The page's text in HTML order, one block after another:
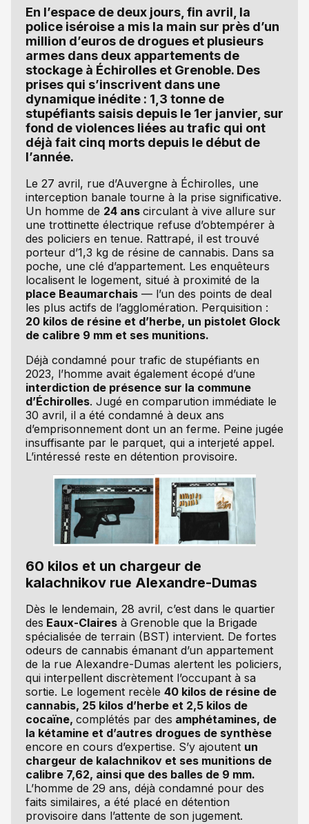
En l’espace de deux jours, fin avril, la
police iséroise a mis la main sur près d’un
million d’euros de drogues et plusieurs
armes dans deux appartements de
stockage à Échirolles et Grenoble. Des
prises qui s’inscrivent dans une
dynamique inédite : 1,3 tonne de
stupéfiants saisis depuis le 1er janvier, sur
fond de violences liées au trafic qui ont
déjà fait cinq morts depuis le début de
l’année.
Le 27 avril, rue d’Auvergne à Échirolles, une
interception banale tourne à la prise significative.
Un homme de 24 ans circulant à vive allure sur
une trottinette électrique refuse d’obtempérer à
des policiers en tenue. Rattrapé, il est trouvé
porteur d’1,3 kg de résine de cannabis. Dans sa
poche, une clé d’appartement. Les enquêteurs
localisent le logement, situé à proximité de la
place Beaumarchais— l’un des points de deal
les plus actifs de l’agglomération. Perquisition :
20 kilos de résine et d’herbe, un pistolet Glock
de calibre 9 mm et ses munitions.
Déjà condamné pour trafic de stupéfiants en
2023, l’homme avait également écopé d’une
interdiction de présence sur la commune
d’Échirolles. Jugé en comparution immédiate le
30 avril, il a été condamné à deux ans
d’emprisonnement dont un an ferme. Peine jugée
insuffisante par le parquet, qui a interjeté appel.
L’intéressé reste en détention provisoire.
60 kilos et un chargeur de
kalachnikov rue Alexandre-Dumas
Dès le lendemain, 28 avril, c’est dans le quartier
des Eaux-Clairesà Grenoble que la Brigade
spécialisée de terrain (BST) intervient. De fortes
odeurs de cannabis émanant d’un appartement
de la rue Alexandre-Dumas alertent les policiers,
qui interpellent discrètement l’occupant à sa
sortie. Le logement recèle 40 kilos de résine de
cannabis, 25 kilos d’herbe et 2,5 kilos de
cocaïne, complétés par des amphétamines, de
la kétamine et d’autres drogues de synthèse
encore en cours d’expertise. S’y ajoutent un
chargeur de kalachnikov et ses munitions de
calibre 7,62, ainsi que des balles de 9 mm.
L’homme de 29 ans, déjà condamné pour des
faits similaires, a été placé en détention
provisoire dans l’attente de son jugement.